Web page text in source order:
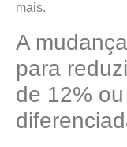
mais.
A
para
de 12%